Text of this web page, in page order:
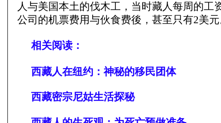
人与美国本土的伐木工，当时藏人每周的工
公司的机票费用与伙食费後，甚至只有2美
相关阅读：
西藏人在纽约：神秘的移民团体
西藏密宗尼姑生活探秘